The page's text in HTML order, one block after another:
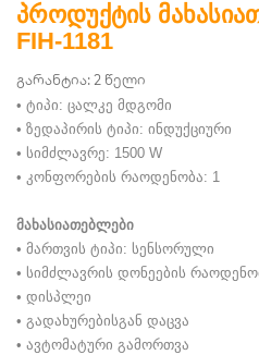
პროდუქტის
FIH-1181
გარანტია: 2 წელი
• ტიპი: ცალკე მდგომი
• ზედაპირის ტიპი: ინდუქციური
• სიმძლავრე: 1500 W
• კონფორების რაოდენობა: 1
მახასიათებლები
• მართვის ტიპი: სენსორული
• სიმძლავრის დონეების
• დისპლეი
• გადახურებისგან დაცვა
• ავტომატური გამორთვა